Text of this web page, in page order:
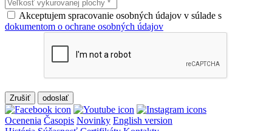
Akceptujem spracovanie osobných údajov v súlade s
dokumentom o ochrane osobných údajov
Zrušiť
Ocenenia Časopis Novinky English version